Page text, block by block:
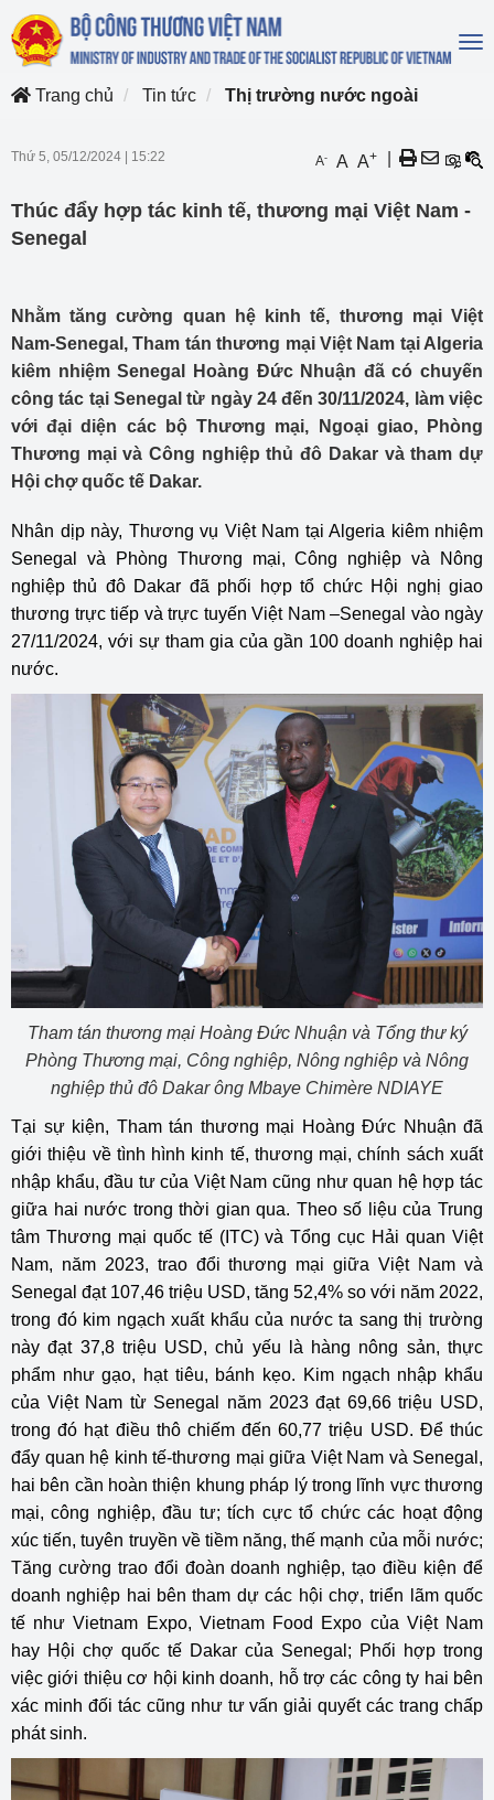
Trang chủ
Tin tức Thị trường nước ngoài
Thứ 5, 05/12/2024 15:22 A- A A+
Thúc đẩy hợp tác kinh tế, thương mại Việt Nam -
Senegal
Nhằm tăng cường quan hệ kinh tế, thương mại Việt
Nam-Senegal, Tham tán thương mại Việt Nam tại Algeria
kiêm nhiệm Senegal Hoàng Đức Nhuận đã có chuyến
công tác tại Senegal từ ngày 24 đến 30/11/2024, làm việc
với đại diện các bộ Thương mại, Ngoại giao, Phòng
Thương mại và Công nghiệp thủ đô Dakar và tham dự
Hội chợ quốc tế Dakar.
Nhân dịp này, Thương vụ Việt Nam tại Algeria kiêm nhiệm
Senegal và Phòng Thương mại, Công nghiệp và Nông
nghiệp thủ đô Dakar đã phối hợp tổ chức Hội nghị giao
thương trực tiếp và trực tuyến Việt Nam –Senegal vào ngày
27/11/2024, với sự tham gia của gần 100 doanh nghiệp hai
nước.
Tham tán thương mại Hoàng Đức Nhuận và Tổng thư ký
Phòng Thương mại, Công nghiệp, Nông nghiệp và Nông
nghiệp thủ đô Dakar ông Mbaye Chimère NDIAYE
Tại sự kiện, Tham tán thương mại Hoàng Đức Nhuận đã
giới thiệu về tình hình kinh tế, thương mại, chính sách xuất
nhập khẩu, đầu tư của Việt Nam cũng như quan hệ hợp tác
giữa hai nước trong thời gian qua. Theo số liệu của Trung
tâm Thương mại quốc tế (ITC) và Tổng cục Hải quan Việt
Nam, năm 2023, trao đổi thương mại giữa Việt Nam và
Senegal đạt 107,46 triệu USD, tăng 52,4% so với năm 2022,
trong đó kim ngạch xuất khẩu của nước ta sang thị trường
này đạt 37,8 triệu USD, chủ yếu là hàng nông sản, thực
phẩm như gạo, hạt tiêu, bánh kẹo. Kim ngạch nhập khẩu
của Việt Nam từ Senegal năm 2023 đạt 69,66 triệu USD,
trong đó hạt điều thô chiếm đến 60,77 triệu USD. Để thúc
đẩy quan hệ kinh tế-thương mại giữa Việt Nam và Senegal,
hai bên cần hoàn thiện khung pháp lý trong lĩnh vực thương
mại, công nghiệp, đầu tư; tích cực tổ chức các hoạt động
xúc tiến, tuyên truyền về tiềm năng, thế mạnh của mỗi nước;
Tăng cường trao đổi đoàn doanh nghiệp, tạo điều kiện để
doanh nghiệp hai bên tham dự các hội chợ, triển lãm quốc
tế như Vietnam Expo, Vietnam Food Expo của Việt Nam
hay Hội chợ quốc tế Dakar của Senegal; Phối hợp trong
việc giới thiệu cơ hội kinh doanh, hỗ trợ các công ty hai bên
xác minh đối tác cũng như tư vấn giải quyết các trang chấp
phát sinh.